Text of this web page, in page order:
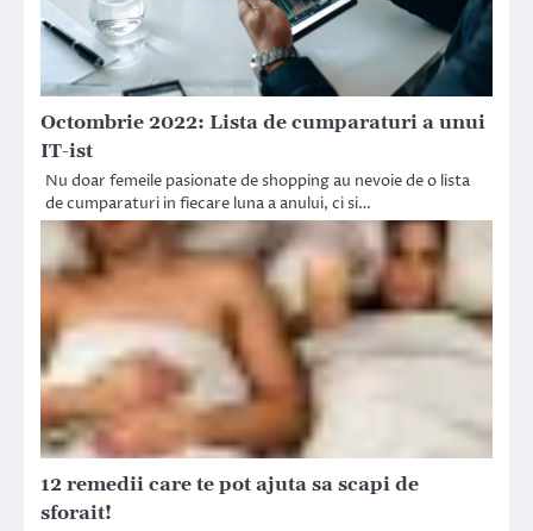
Octombrie 2022: Lista de cumparaturi a unui
IT-ist
Nu doar femeile pasionate de shopping au nevoie de o lista
de cumparaturi in fiecare luna a anului, ci si…
12 remedii care te pot ajuta sa scapi de
sforait!